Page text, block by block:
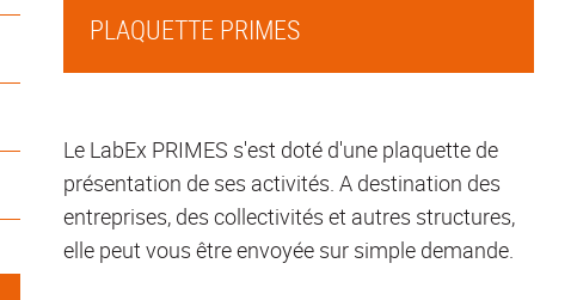
PLAQUETTE PRIMES
Le LabEx PRIMES s'est doté d'une plaquette de
présentation de ses activités. A destination des
entreprises, des collectivités et autres structures,
elle peut vous être envoyée sur simple demande.